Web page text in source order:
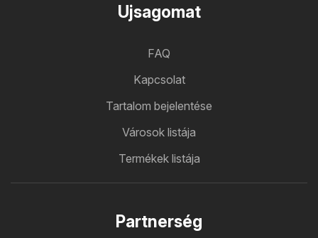
Ujsagomat
FAQ
Kapcsolat
Tartalom bejelentése
Városok listája
Termékek listája
Partnerség